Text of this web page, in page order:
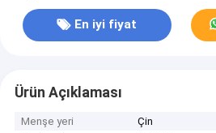
En iyi fiyat
Ürün Açıklaması
Menşe yeri
Çin